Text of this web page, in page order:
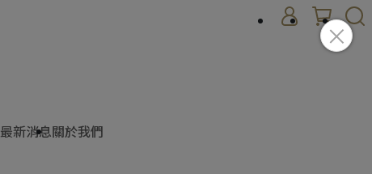
最新消息關於我們